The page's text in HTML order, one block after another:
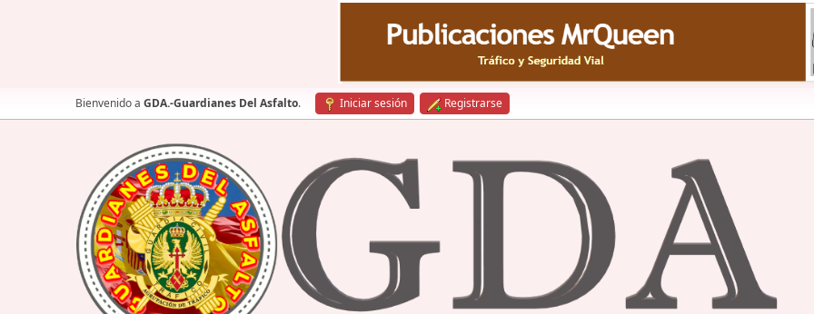
Bienvenido a GDA.-Guardianes Del Asfalto. Iniciar sesión Registrarse